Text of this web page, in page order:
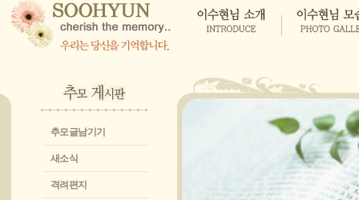
추모글남기기
새소식
격려편지